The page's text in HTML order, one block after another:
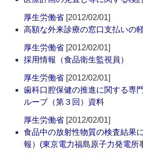
厚生労働省 [2012/02/01]
高額な外来診療の窓口支払いの
厚生労働省 [2012/02/01]
採用情報（食品衛生監視員）
厚生労働省 [2012/02/01]
歯科口腔保健の推進に関する専
ループ（第３回）資料
厚生労働省 [2012/02/01]
食品中の放射性物質の検査結果
報）(東京電力福島原子力発電所